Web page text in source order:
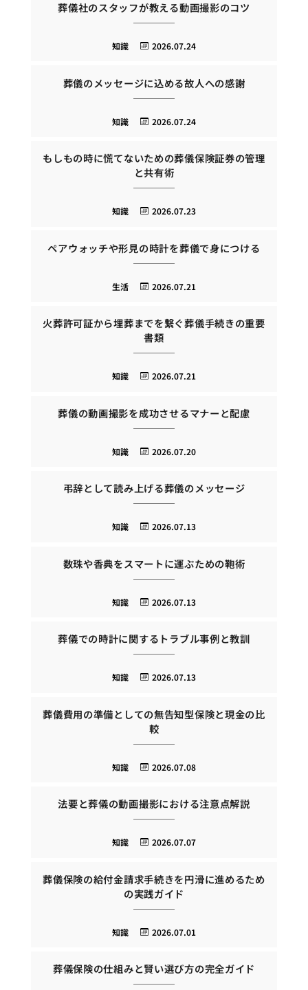
葬儀社のスタッフが教える動画撮影のコツ
2026.07.24
知識
葬儀のメッセージに込める故人への感謝
2026.07.24
知識
もしもの時に慌てないための葬儀保険証券の管理
と共有術
2026.07.23
知識
ペアウォッチや形見の時計を葬儀で身につける
2026.07.21
生活
火葬許可証から埋葬までを繋ぐ葬儀手続きの重要
書類
2026.07.21
知識
葬儀の動画撮影を成功させるマナーと配慮
2026.07.20
知識
弔辞として読み上げる葬儀のメッセージ
2026.07.13
知識
数珠や香典をスマートに運ぶための鞄術
2026.07.13
知識
葬儀での時計に関するトラブル事例と教訓
2026.07.13
知識
葬儀費用の準備としての無告知型保険と現金の比
較
2026.07.08
知識
法要と葬儀の動画撮影における注意点解説
2026.07.07
知識
葬儀保険の給付金請求手続きを円滑に進めるため
の実践ガイド
2026.07.01
知識
葬儀保険の仕組みと賢い選び方の完全ガイド